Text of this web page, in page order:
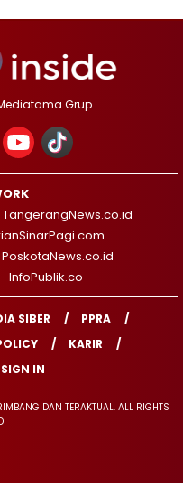
Grup
TangerangNews.co.id
PoskotaNews.co.id
InfoPublik.co
SIBER
PPRA
KARIR
SIGN IN
DAN TERAKTUAL. ALL RIGHTS